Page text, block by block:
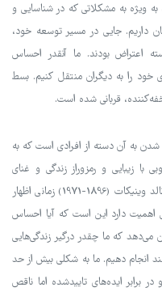
ویژه به مشکلاتی که در شناسایی و
داریم. جایی در مسیر توسعه خود،
اعتراض بودند. ما آنقدر احساس
را به دیگران منتقل کنیم. بسط
قربانی شده است.
شدن به آن دسته از افرادی است که به
با زیبایی و رمز‌و‌راز زندگی و غنای
امکان‌های خود ارتباط دارند. روانکاو انگلیسی دونالد وینیکات (1896-1971) زمانی اظهار
اهمیت دارد این است که آیا احساس
می‌دهد که ما چقدر درگیر زندگی‌هایی
انجام دهیم. ما به شکلی بیش از حد
برابر ایده‌های تاییدشده اما ناقص